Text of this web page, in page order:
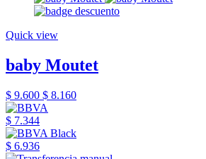
Quick view
baby Moutet
$ 9.600 $ 8.160
$ 7.344
$ 6.936